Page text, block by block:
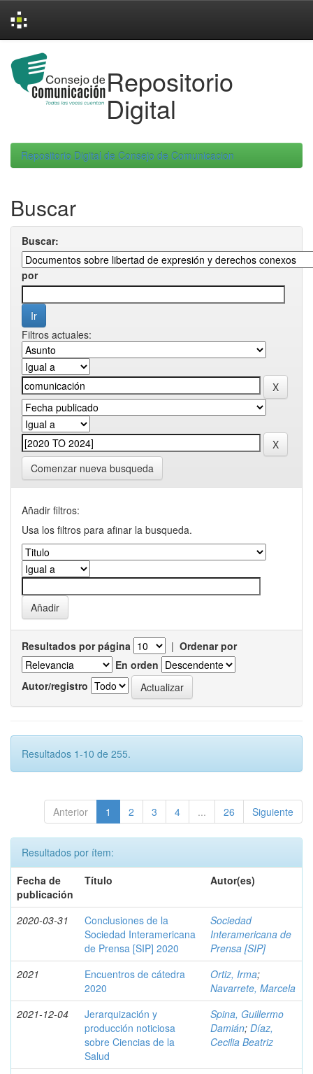
navigation
Repositorio
Digital
Repositorio Digital de Consejo de Comunicacion
Buscar
Buscar:
por
Filtros actuales:
Comenzar nueva busqueda
Añadir filtros:
Usa los filtros para afinar la busqueda.
Resultados por página | Ordenar por
En orden
Autor/registro
Resultados 1-10 de 255.
Anterior 1 2 3 4 ... 26 Siguiente
Resultados por ítem:
Fecha de
publicación
Título Autor(es)
2020-03-31
Conclusiones de la
Sociedad Interamericana
de Prensa [SIP] 2020
Sociedad
Interamericana de
Prensa [SIP]
2021
Encuentros de cátedra
2020
Ortiz, Irma;
Navarrete, Marcela
2021-12-04
Jerarquización y
producción noticiosa
sobre Ciencias de la
Salud
Spina, Guillermo
Damián; Díaz,
Cecilia Beatriz